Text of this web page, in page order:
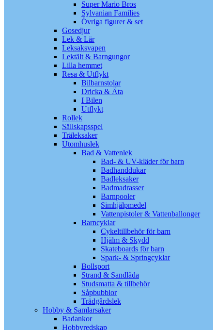
Super Mario Bros
Sylvanian Families
Övriga figurer & set
Gosedjur
Lek & Lär
Leksaksvapen
Lektält & Barngungor
Lilla hemmet
Resa & Utflykt
Bilbarnstolar
Dricka & Äta
I Bilen
Utflykt
Rollek
Sällskapsspel
Träleksaker
Utomhuslek
Bad & Vattenlek
Bad- & UV-kläder för barn
Badhanddukar
Badleksaker
Badmadrasser
Barnpooler
Simhjälpmedel
Vattenpistoler & Vattenballonger
Barncyklar
Cykeltillbehör för barn
Hjälm & Skydd
Skateboards för barn
Spark- & Springcyklar
Bollsport
Strand & Sandlåda
Studsmatta & tillbehör
Såpbubblor
Trädgårdslek
Hobby & Samlarsaker
Badankor
Hobbyredskap